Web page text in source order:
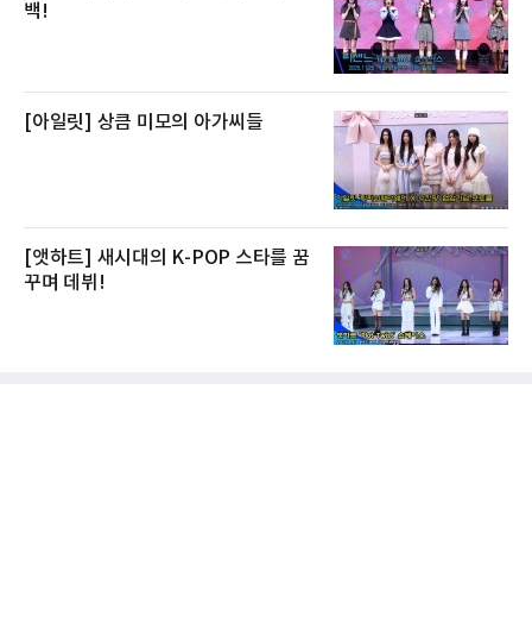
백!
[아일릿] 상큼 미모의 아가씨들
[앳하트] 새시대의 K-POP 스타를 꿈
꾸며 데뷔!